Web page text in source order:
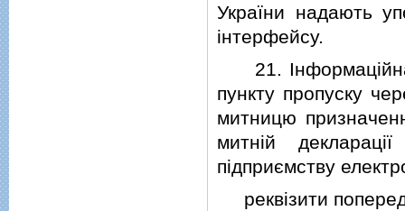
України надають
iнтерфейсу.
21. Iнформацiйна
пункту пропуску
митницю
митнiй
пiдприємству
реквiзити